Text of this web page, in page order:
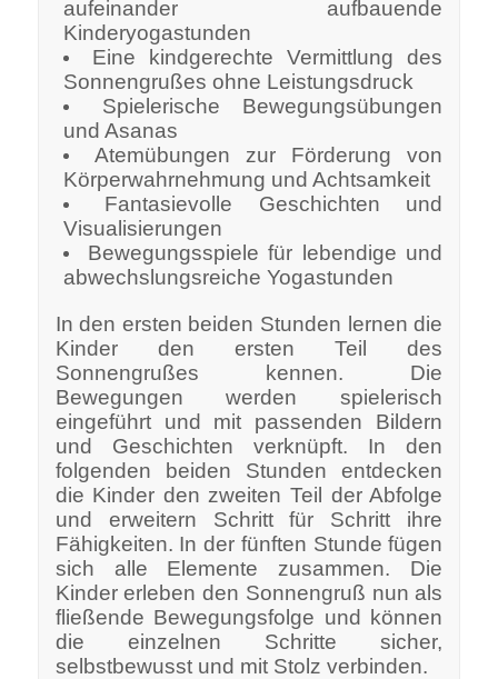
aufeinander aufbauende
Kinderyogastunden
Eine kindgerechte Vermittlung des
Sonnengrußes ohne Leistungsdruck
Spielerische Bewegungsübungen
und Asanas
Atemübungen zur Förderung von
Körperwahrnehmung und Achtsamkeit
Fantasievolle Geschichten und
Visualisierungen
Bewegungsspiele für lebendige und
abwechslungsreiche Yogastunden
In den ersten beiden Stunden lernen die
Kinder den ersten Teil des
Sonnengrußes kennen. Die
Bewegungen werden spielerisch
eingeführt und mit passenden Bildern
und Geschichten verknüpft. In den
folgenden beiden Stunden entdecken
die Kinder den zweiten Teil der Abfolge
und erweitern Schritt für Schritt ihre
Fähigkeiten. In der fünften Stunde fügen
sich alle Elemente zusammen. Die
Kinder erleben den Sonnengruß nun als
fließende Bewegungsfolge und können
die einzelnen Schritte sicher,
selbstbewusst und mit Stolz verbinden.